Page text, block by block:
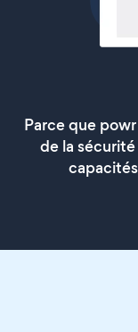
Parce que
de la